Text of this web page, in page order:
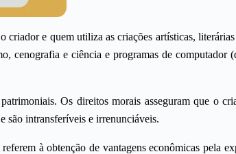
criador e quem utiliza as criações artísticas,
cenografia e ciência e programas de
Os direitos morais asseguram que o
são intransferíveis e irrenunciáveis.
à obtenção de vantagens econômicas pela